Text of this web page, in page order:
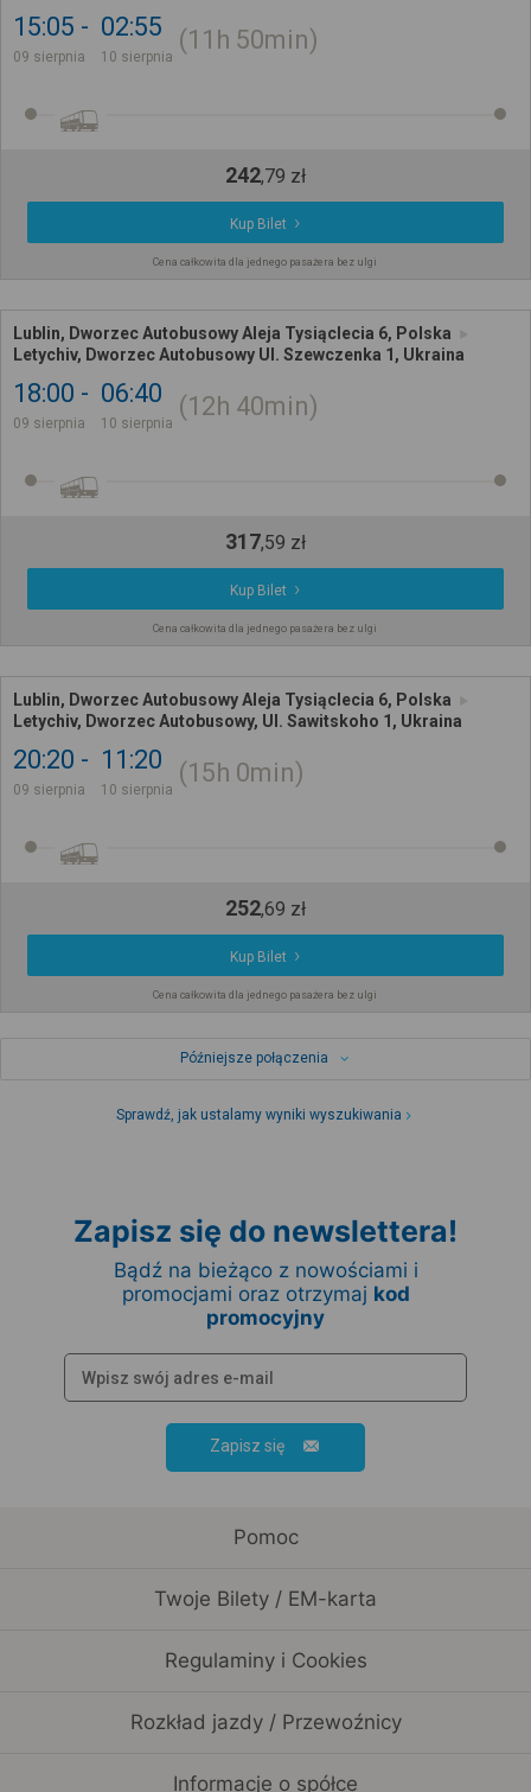
15:05
09 sierpnia
02:55
10 sierpnia
11h 50min
242,79 zł
Kup Bilet
Cena całkowita dla jednego pasażera bez ulgi
Lublin, Dworzec Autobusowy Aleja Tysiąclecia 6, Polska
Letychiv, Dworzec Autobusowy Ul. Szewczenka 1, Ukraina
18:00
09 sierpnia
06:40
10 sierpnia
12h 40min
317,59 zł
Kup Bilet
Cena całkowita dla jednego pasażera bez ulgi
Lublin, Dworzec Autobusowy Aleja Tysiąclecia 6, Polska
Letychiv, Dworzec Autobusowy, Ul. Sawitskoho 1, Ukraina
20:20
09 sierpnia
11:20
10 sierpnia
15h 0min
252,69 zł
Kup Bilet
Cena całkowita dla jednego pasażera bez ulgi
Późniejsze połączenia
Sprawdź, jak ustalamy wyniki wyszukiwania
Zapisz się do newslettera!
Bądź na bieżąco z nowościami i
promocjami oraz otrzymaj kod
promocyjny
Zapisz się
Pomoc
Twoje Bilety / EM-karta
Regulaminy i Cookies
Rozkład jazdy / Przewoźnicy
Informacje o spółce